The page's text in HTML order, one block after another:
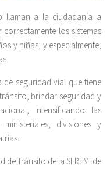
llaman a la ciudadanía a
los sistemas
y niñas, y especialmente,
de seguridad vial que tiene
brindar seguridad y
intensificando las
divisiones y
Tránsito de la SEREMI de